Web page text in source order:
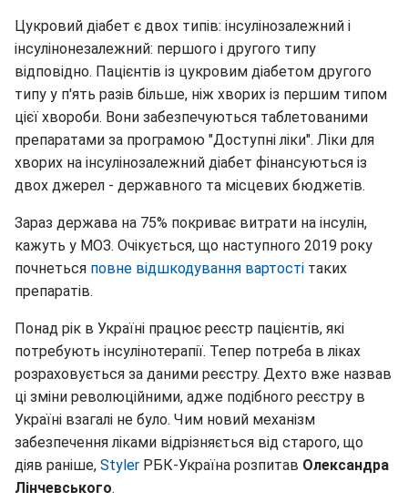
Цукровий діабет є двох типів: інсулінозалежний і
інсулінонезалежний: першого і другого типу
відповідно. Пацієнтів із цукровим діабетом другого
типу у п'ять разів більше, ніж хворих із першим типом
цієї хвороби. Вони забезпечуються таблетованими
препаратами за програмою "Доступні ліки". Ліки для
хворих на інсулінозалежний діабет фінансуються із
двох джерел - державного та місцевих бюджетів.
Зараз держава на 75% покриває витрати на інсулін,
кажуть у МОЗ. Очікується, що наступного 2019 року
почнеться повне відшкодування вартості таких
препаратів.
Понад рік в Україні працює реєстр пацієнтів, які
потребують інсулінотерапії. Тепер потреба в ліках
розраховується за даними реєстру. Дехто вже назвав
ці зміни революційними, адже подібного реєстру в
Україні взагалі не було. Чим новий механізм
забезпечення ліками відрізняється від старого, що
діяв раніше, Styler РБК-Україна розпитав Олександра
Лінчевського.